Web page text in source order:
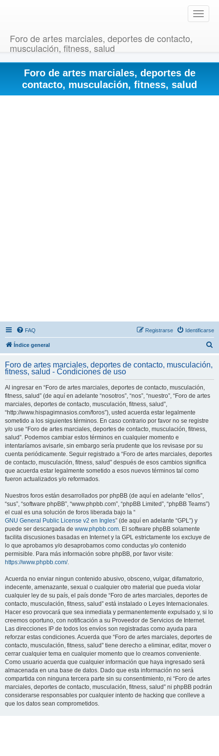
T
o
e
v
Foro de artes marciales, deportes de contacto,
musculación, fitness, salud
Foro de artes marciales, deportes de
contacto, musculación, fitness, salud
FAQ Identificarse
Registrarse
Índice general
c
Foro de artes marciales, deportes de contacto, musculación,
fitness, salud - Condiciones de uso
Al ingresar en “Foro de artes marciales, deportes de contacto, musculación,
fitness, salud” (de aquí en adelante “nosotros”, “nos”, “nuestro”, “Foro de artes
marciales, deportes de contacto, musculación, fitness, salud”,
“http://www.hispagimnasios.com/foros”), usted acuerda estar legalmente
sometido a los siguientes términos. En caso contrario por favor no se registre
y/o use “Foro de artes marciales, deportes de contacto, musculación, fitness,
salud”. Podemos cambiar estos términos en cualquier momento e
intentaríamos avisarle, sin embargo sería prudente que los revisase por su
cuenta periódicamente. Seguir registrado a “Foro de artes marciales, deportes
de contacto, musculación, fitness, salud” después de esos cambios significa
que acuerda estar legalmente sometido a esos nuevos términos tal como
fueron actualizados y/o reformados.
Nuestros foros están desarrollados por phpBB (de aquí en adelante “ellos”,
“sus”, “software phpBB”, “www.phpbb.com”, “phpBB Limited”, “phpBB Teams”)
el cual es una solución de foros liberada bajo la “
GNU General Public License v2 en Ingles” (de aquí en adelante “GPL”) y
puede ser descargada de www.phpbb.com. El software phpBB solamente
facilita discusiones basadas en Internet y la GPL estrictamente los excluye de
lo que aprobamos y/o desaprobamos como conductas y/o contenido
permisible. Para más información sobre phpBB, por favor visite:
https://www.phpbb.com/.
Acuerda no enviar ningun contenido abusivo, obsceno, vulgar, difamatorio,
indecente, amenazante, sexual o cualquier otro material que pueda violar
cualquier ley de su país, el país donde “Foro de artes marciales, deportes de
contacto, musculación, fitness, salud” está instalado o Leyes Internacionales.
Hacer eso provocará que sea inmediata y permanentemente expulsado y, si lo
creemos oportuno, con notificación a su Proveedor de Servicios de Internet.
Las direcciones IP de todos los envíos son registradas como ayuda para
reforzar estas condiciones. Acuerda que “Foro de artes marciales, deportes de
contacto, musculación, fitness, salud” tiene derecho a eliminar, editar, mover o
cerrar cualquier tema en cualquier momento que lo creamos conveniente.
Como usuario acuerda que cualquier información que haya ingresado será
almacenada en una base de datos. Dado que esta información no será
compartida con ninguna tercera parte sin su consentimiento, ni “Foro de artes
marciales, deportes de contacto, musculación, fitness, salud” ni phpBB podrán
considerarse responsables por cualquier intento de hacking que conlleve a
que los datos sean comprometidos.